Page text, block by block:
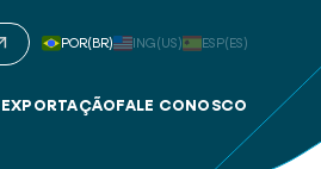
POR(BR) ING(US) ESP(ES)
EXPORTAÇÃO FALE CONOSCO